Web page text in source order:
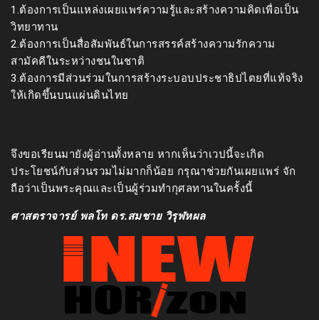
1.ต้องการเป็นแหล่งเผยแพร่ความรู้และสร้างความคิดเพื่อเป็น
วิทยาทาน
2.ต้องการเป็นสื่อสัมพันธ์ในการสรรค์สร้างความรักความ
สามัคคีในระหว่างชนในชาติ
3.ต้องการมีส่วนร่วมในการสร้างระบอบประชาธิปไตยที่แท้จริง
ให้เกิดขึ้นบนแผ่นดินไทย
จึงขอเรียนมายังผู้อ่านทั้งหลาย หากเห็นว่าเวปนี้จะเกิด
ประโยชน์กับส่วนรวมไม่มากก็น้อย กรุณาช่วยกันเผยแพร่ จัก
ถือว่าเป็นพระคุณและเป็นผู้ร่วมทำกุศลทานในครั้งนี้
ศาสตราจารย์ พลโท ดร.สมชาย วิรุฬหผล